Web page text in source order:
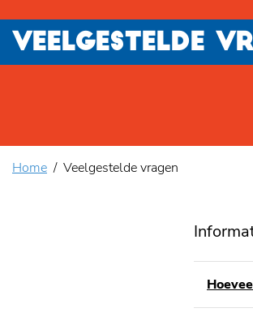
VEELGESTELDE
Home Veelgestelde vragen